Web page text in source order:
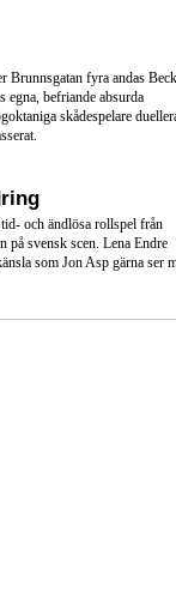
Brunnsgatan fyra andas
befriande absurda
skådespelare
och ändlösa rollspel från
på svensk scen. Lena Endre
som Jon Asp gärna ser